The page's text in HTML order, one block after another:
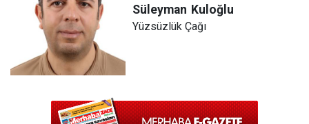
Süleyman Kuloğlu
Yüzsüzlük Çağı